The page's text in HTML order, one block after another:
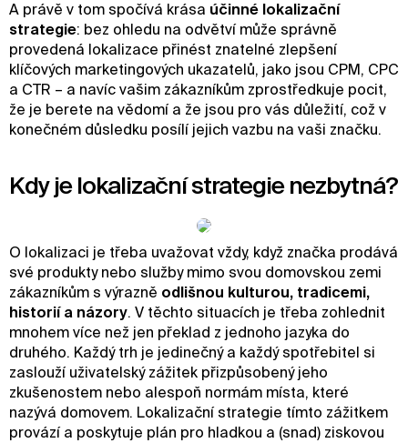
A právě v tom spočívá krása účinné lokalizační
strategie: bez ohledu na odvětví může správně
provedená lokalizace přinést znatelné zlepšení
klíčových marketingových ukazatelů, jako jsou CPM, CPC
a CTR – a navíc vašim zákazníkům zprostředkuje pocit,
že je berete na vědomí a že jsou pro vás důležití, což v
konečném důsledku posílí jejich vazbu na vaši značku.
Kdy je lokalizační strategie nezbytná?
O lokalizaci je třeba uvažovat vždy, když značka prodává
své produkty nebo služby mimo svou domovskou zemi
zákazníkům s výrazně odlišnou kulturou, tradicemi,
historií a názory. V těchto situacích je třeba zohlednit
mnohem více než jen překlad z jednoho jazyka do
druhého. Každý trh je jedinečný a každý spotřebitel si
zaslouží uživatelský zážitek přizpůsobený jeho
zkušenostem nebo alespoň normám místa, které
nazývá domovem. Lokalizační strategie tímto zážitkem
provází a poskytuje plán pro hladkou a (snad) ziskovou